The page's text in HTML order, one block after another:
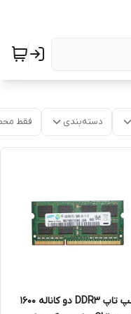
دسته‌بندی فقط
رم لپ تاپ DDR3 دو کاناله 1600